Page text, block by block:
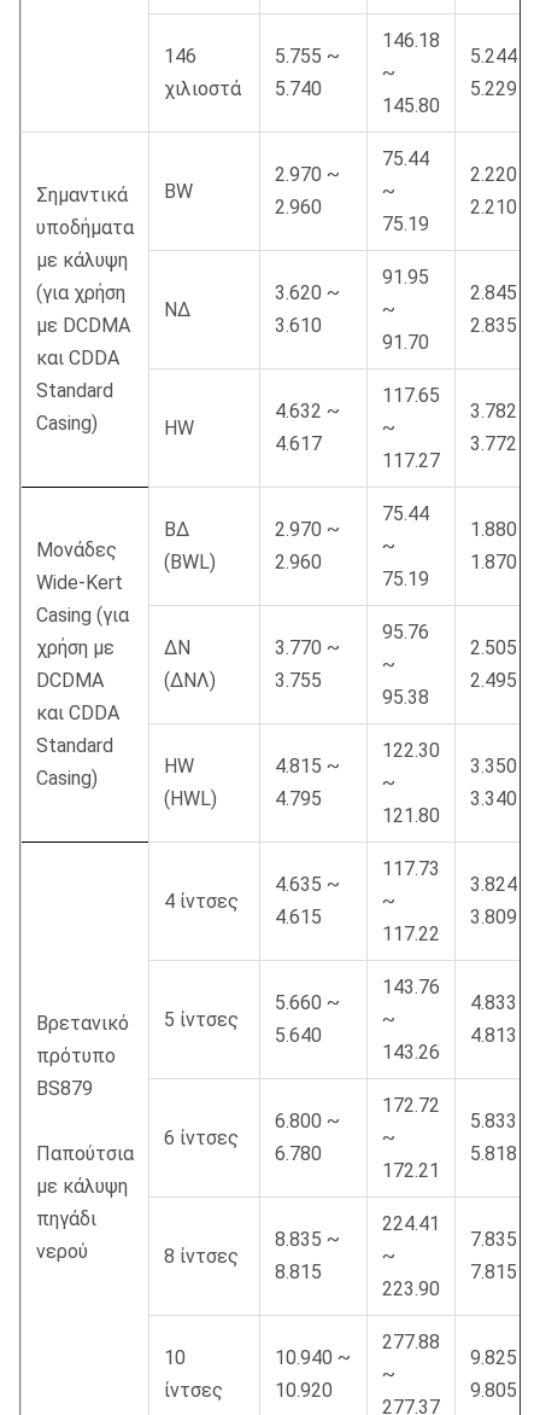
146
χιλιοστά
5.755 ~
5.740
146.18
~
145.80
5.244 ~
5.229
Σημαντικά
υποδήματα
με κάλυψη
(για χρήση
με DCDMA
και CDDA
Standard
Casing)
BW
2.970 ~
2.960
75.44
~
75.19
2.220 ~
2.210
ΝΔ
3.620 ~
3.610
91.95
~
91.70
2.845 ~
2.835
HW
4.632 ~
4.617
117.65
~
117.27
3.782 ~
3.772
Μονάδες
Wide-Kert
Casing (για
χρήση με
DCDMA
και CDDA
Standard
Casing)
ΒΔ
(BWL)
2.970 ~
2.960
75.44
~
75.19
1.880 ~
1.870
ΔΝ
(ΔΝΛ)
3.770 ~
3.755
95.76
~
95.38
2.505 ~
2.495
HW
(HWL)
4.815 ~
4.795
122.30
~
121.80
3.350 ~
3.340
Βρετανικό
πρότυπο
BS879
Παπούτσια
με κάλυψη
πηγάδι
νερού
4 ίντσες
4.635 ~
4.615
117.73
~
117.22
3.824 ~
3.809
5 ίντσες
5.660 ~
5.640
143.76
~
143.26
4.833 ~
4.813
6 ίντσες
6.800 ~
6.780
172.72
~
172.21
5.833 ~
5.818
8 ίντσες
8.835 ~
8.815
224.41
~
223.90
7.835 ~
7.815
10
ίντσες
10.940 ~
10.920
277.88
~
277.37
9.825 ~
9.805